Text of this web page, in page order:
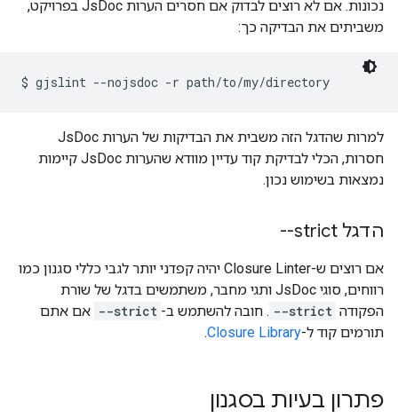
נכונות. אם לא רוצים לבדוק אם חסרים הערות JsDoc בפרויקט,
משביתים את הבדיקה כך:
למרות שהדגל הזה משבית את הבדיקות של הערות JsDoc
חסרות, הכלי לבדיקת קוד עדיין מוודא שהערות JsDoc קיימות
נמצאות בשימוש נכון.
הדגל ‎--strict
אם רוצים ש-Closure Linter יהיה קפדני יותר לגבי כללי סגנון כמו
רווחים, סוגי JsDoc ותגי מחבר, משתמשים בדגל של שורת
הפקודה --strict . חובה להשתמש ב- --strict אם אתם
תורמים קוד ל-Closure Library
.
פתרון בעיות בסגנון